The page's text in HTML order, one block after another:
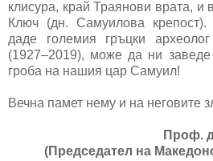
клисура, край Траянови врата, и
Ключ (дн. Самуилова
даде големия гръцки
(1927–2019), може да ни
гроба на нашия цар Самуил!
Вечна памет нему и на неговите
Проф.
(Председател на